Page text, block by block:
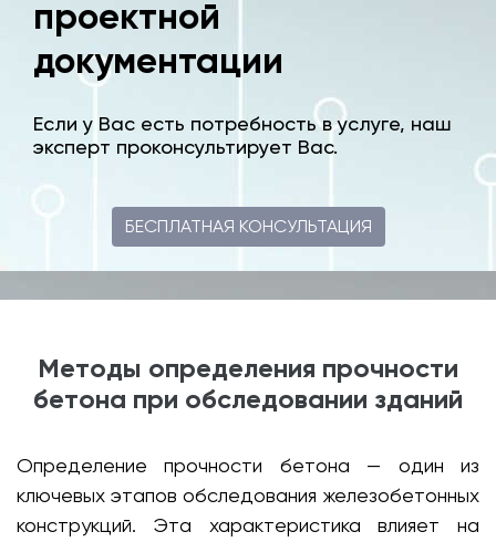
проектной
документации
Если у Вас есть потребность в услуге, наш
эксперт проконсультирует Вас.
БЕСПЛАТНАЯ КОНСУЛЬТАЦИЯ
Методы определения прочности
бетона при обследовании зданий
Определение прочности бетона — один из
ключевых этапов обследования железобетонных
конструкций. Эта характеристика влияет на